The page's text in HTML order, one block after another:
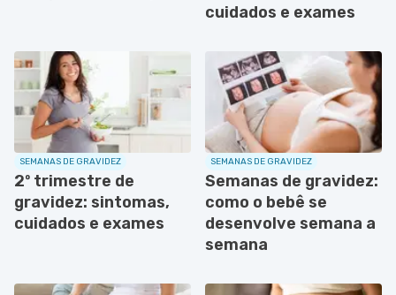
cuidados e exames
SEMANAS DE GRAVIDEZ
2º trimestre de
gravidez: sintomas,
cuidados e exames
SEMANAS DE GRAVIDEZ
Semanas de gravidez:
como o bebê se
desenvolve semana a
semana